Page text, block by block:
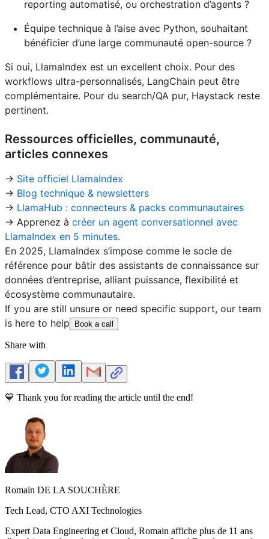
reporting automatisé, ou orchestration d’agents ?
Équipe technique à l’aise avec Python, souhaitant
bénéficier d’une large communauté open-source ?
Si oui, LlamaIndex est un excellent choix. Pour des
workflows ultra-personnalisés, LangChain peut être
complémentaire. Pour du search/QA pur, Haystack reste
pertinent.
Ressources officielles, communauté,
articles connexes
-> Site officiel LlamaIndex
-> Blog technique & newsletters
-> LlamaHub : connecteurs & packs communautaires
-> Apprenez à créer un agent conversationnel avec
LlamaIndex en 5 minutes.
En 2025, LlamaIndex s’impose comme le socle de
référence pour bâtir des assistants de connaissance sur
données d’entreprise, alliant puissance, flexibilité et
écosystème communautaire.
If you are still unsure or need specific support, our team
is here to help
Book a call
Share with
💙 Thank you for reading the article until the end!
Romain DE LA SOUCHÈRE
Tech Lead, CTO AXI Technologies
Expert Data Engineering et Cloud, Romain affiche plus de 11 ans